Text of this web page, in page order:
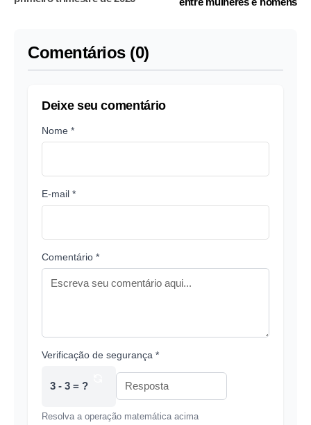
Comentários (0)
Deixe seu comentário
Nome *
E-mail *
Comentário *
Verificação de segurança *
3 - 3 = ?
Resolva a operação matemática acima